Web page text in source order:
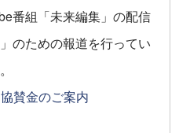
番組「未来編集」の配信
のための報道を行ってい
賛金のご案内